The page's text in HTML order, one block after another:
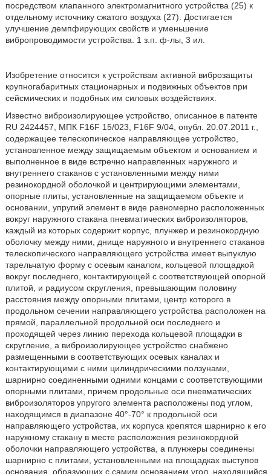
посредством клапанного электромагнитного устройства (25) к
отдельному источнику сжатого воздуха (27). Достигается
улучшение демпфирующих свойств и уменьшение
вибропроводимости устройства. 1 з.п. ф-лы, 3 ил.
Изобретение относится к устройствам активной виброзащиты
крупногабаритных стационарных и подвижных объектов при
сейсмических и подобных им силовых воздействиях.
Известно виброизолирующее устройство, описанное в патенте
RU 2424457, МПК F16F 15/023,
F16F 9/04, опубл. 20.07.2011 г.,
содержащее телескопическое направляющее устройство,
установленное между защищаемым объектом и основанием и
выполненное в виде встречно направленных наружного и
внутреннего стаканов с установленными между ними
резинокордной оболочкой и центрирующими элементами,
опорные плиты, установленные на защищаемом объекте и
основании, упругий элемент в виде равномерно расположенных
вокруг наружного стакана пневматических виброизоляторов,
каждый из которых содержит корпус, плунжер и резинокордную
оболочку между ними, днище наружного и внутреннего стаканов
телескопического направляющего устройства имеет выпуклую
тарельчатую форму с осевым каналом, кольцевой площадкой
вокруг последнего, контактирующей с соответствующей опорной
плитой, и радиусом скругления, превышающим половину
расстояния между опорными плитами, центр которого в
продольном сечении направляющего устройства расположен на
прямой, параллельной продольной оси последнего и
проходящей через линию перехода кольцевой площадки в
скругление, а виброизолирующее устройство снабжено
размещенными в соответствующих осевых каналах и
контактирующими с ними цилиндрическими ползунами,
шарнирно соединенными одними концами с соответствующими
опорными плитами, причем продольные оси пневматических
виброизоляторов упругого элемента расположены под углом,
находящимся в диапазоне 40°-70° к продольной оси
направляющего устройства, их корпуса крепятся шарнирно к его
наружному стакану в месте расположения резинокордной
оболочки направляющего устройства, а плунжеры соединены
шарнирно с плитами, установленными на площадках выступов
основания, образующих с самим основанием угол, находящийся